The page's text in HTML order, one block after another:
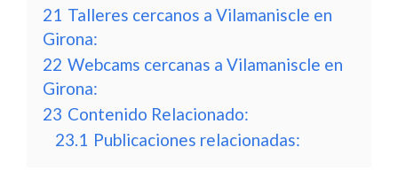
21 Talleres cercanos a Vilamaniscle en
Girona:
22 Webcams cercanas a Vilamaniscle en
Girona:
23 Contenido Relacionado:
23.1 Publicaciones relacionadas: